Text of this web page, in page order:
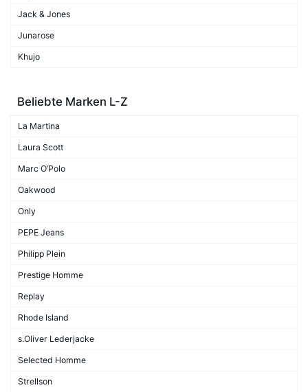
Jack & Jones
Junarose
Khujo
Beliebte Marken L-Z
La Martina
Laura Scott
Marc O’Polo
Oakwood
Only
PEPE Jeans
Philipp Plein
Prestige Homme
Replay
Rhode Island
s.Oliver Lederjacke
Selected Homme
Strellson